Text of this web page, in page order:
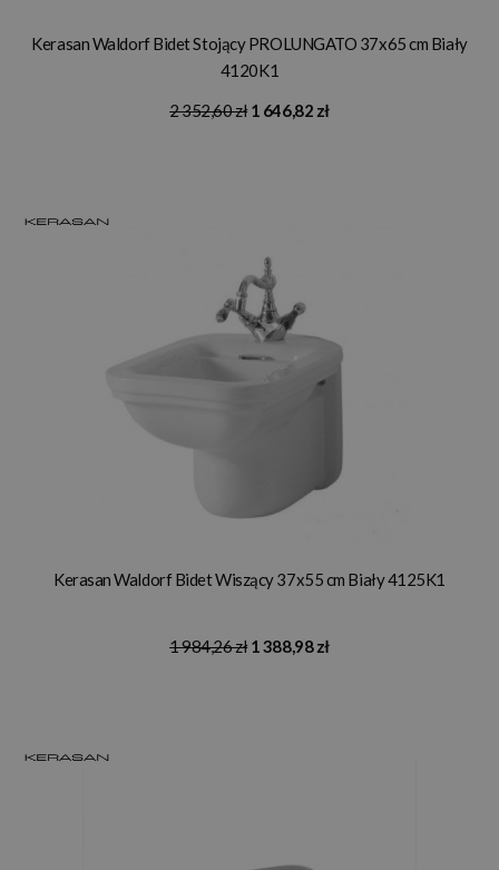
Kerasan Waldorf Bidet Stojący PROLUNGATO 37x65 cm Biały
4120K1
2 352,60 zł 1 646,82 zł
Kerasan Waldorf Bidet Wiszący 37x55 cm Biały 4125K1
1 984,26 zł 1 388,98 zł